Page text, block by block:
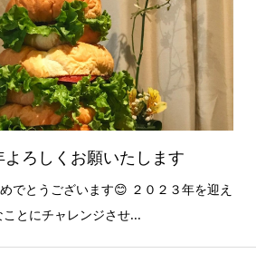
ろしくお願いたします
でとうございます😊 ２０２３年を迎え
とにチャレンジさせ...